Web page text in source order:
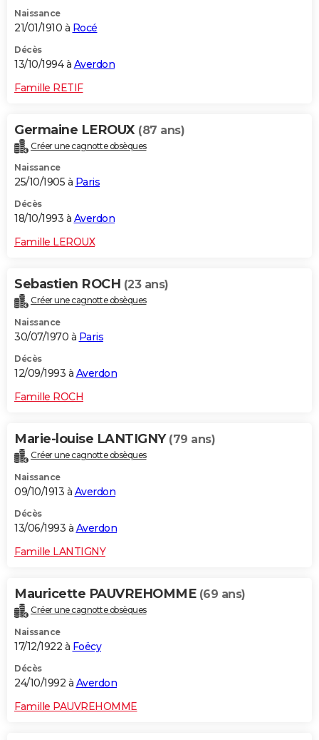
Naissance
21/01/1910 à Rocé
Décès
13/10/1994 à Averdon
Famille RETIF
Germaine LEROUX (87 ans)
Créer une cagnotte obsèques
Naissance
25/10/1905 à Paris
Décès
18/10/1993 à Averdon
Famille LEROUX
Sebastien ROCH (23 ans)
Créer une cagnotte obsèques
Naissance
30/07/1970 à Paris
Décès
12/09/1993 à Averdon
Famille ROCH
Marie-louise LANTIGNY (79 ans)
Créer une cagnotte obsèques
Naissance
09/10/1913 à Averdon
Décès
13/06/1993 à Averdon
Famille LANTIGNY
Mauricette PAUVREHOMME (69 ans)
Créer une cagnotte obsèques
Naissance
17/12/1922 à Foëcy
Décès
24/10/1992 à Averdon
Famille PAUVREHOMME